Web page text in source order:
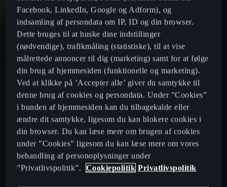
CUPRA Formentor - SUV coupé
CUPRA Leon - hatchback
CUPRA Leon Sportstourer - Sporty stationcar
Priser
Book prøvetur
Facebook, LinkedIn, Google og Adform), og
indsamling af persondata om IP, ID og din browser.
Dette bruges til at huske dine indstillinger
(nødvendige), trafikmåling (statistiske), til at vise
målrettede annoncer til dig (marketing) samt for at følge
din brug af hjemmesiden (funktionelle og marketing).
Ved at klikke på ’Accepter alle’ giver du samtykke til
denne brug af cookies og persondata. Under ”Cookies”
i bunden af hjemmesiden kan du tilbagekalde eller
ændre dit samtykke, ligesom du kan blokere cookies i
din browser. Du kan læse mere om brugen af cookies
under ”Cookies” ligesom du kan læse mere om vores
behandling af personoplysninger under
”Privatlivspolitik”.
Cookiepolitik Privatlivspolitik